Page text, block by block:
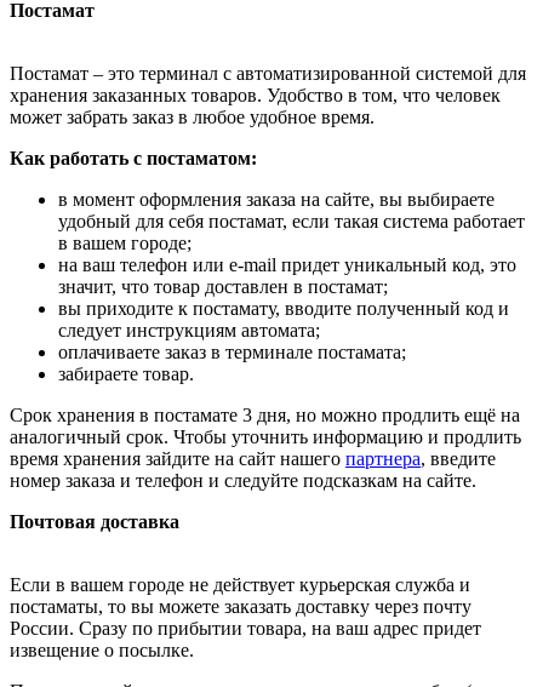
Постамат
Постамат – это терминал с автоматизированной системой для
хранения заказанных товаров. Удобство в том, что человек
может забрать заказ в любое удобное время.
Как работать с постаматом:
в момент оформления заказа на сайте, вы выбираете
удобный для себя постамат, если такая система работает
в вашем городе;
на ваш телефон или e-mail придет уникальный код, это
значит, что товар доставлен в постамат;
вы приходите к постамату, вводите полученный код и
следует инструкциям автомата;
оплачиваете заказ в терминале постамата;
забираете товар.
Срок хранения в постамате 3 дня, но можно продлить ещё на
аналогичный срок. Чтобы уточнить информацию и продлить
время хранения зайдите на сайт нашего партнера, введите
номер заказа и телефон и следуйте подсказкам на сайте.
Почтовая доставка
Если в вашем городе не действует курьерская служба и
постаматы, то вы можете заказать доставку через почту
России. Сразу по прибытии товара, на ваш адрес придет
извещение о посылке.